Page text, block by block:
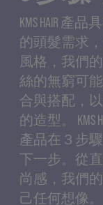
KMS HAIR 產
的頭髮需求
風格，我們
絲的無窮可
合與搭配，
的造型。 KMS
產品在３步
下一步。從
尚感，我們
己任何想像。